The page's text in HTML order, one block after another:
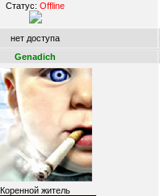
Статус: Offline
нет доступа
Genadich
Коренной житель